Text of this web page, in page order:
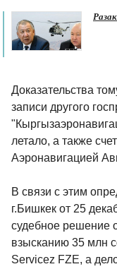
Доказательства
записи другого
летало, а также
Аэронавигацией
В связи с этим
г.Бишкек от 25
судебное решение
взысканию 35 млн
Servicez FZE, а